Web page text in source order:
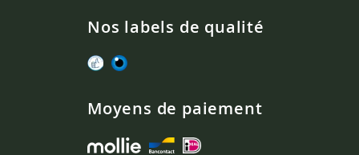
Nos labels de qualité
Moyens de paiement